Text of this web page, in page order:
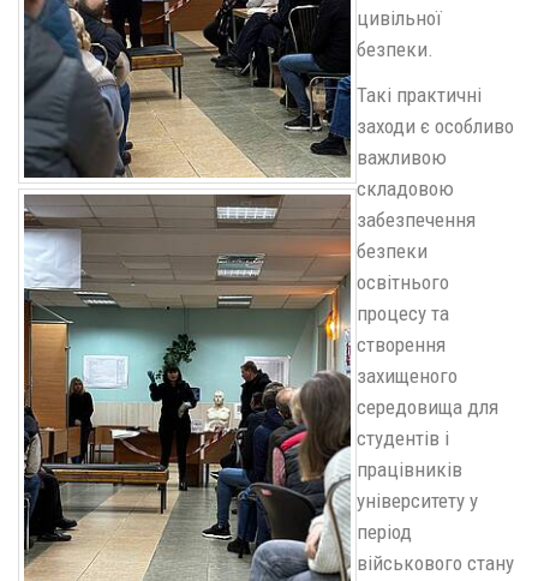
цивільної
безпеки.
Такі практичні
заходи є особливо
важливою
складовою
забезпечення
безпеки
освітнього
процесу та
створення
захищеного
середовища для
студентів і
працівників
університету у
період
військового стану